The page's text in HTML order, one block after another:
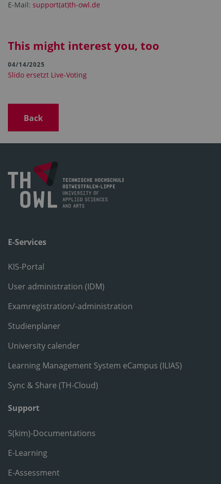
E-Mail: support(at)th-owl.de
This might interest you, too
04/14/2025
Slido ersetzt Live-Voting
Back
E-Services
KIS-Portal
User administration (IDM)
Examregistration/-administration
Studienplaner
University calender
Learning Management System eCampus (ILIAS)
Sync & Share (TH-Cloud)
Support
S(kim)-Documentations
E-Learning
E-Assessment